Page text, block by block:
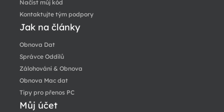
Načíst můj kód
Kontaktujte tým podpory
Jak na články
Obnova Dat
Správce Oddílů
Zálohování & Obnova
Obnova Mac dat
Tipy pro přenos PC
Můj účet